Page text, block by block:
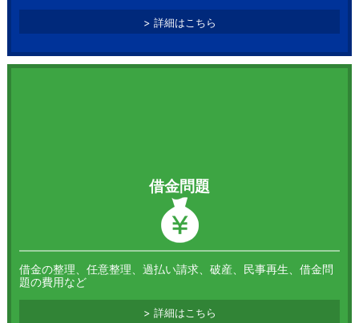
相続手続の全体像を把握しよう！ スケジュールとや
詳細はこちら
借金問題
借金の整理、任意整理、過払い請求、破産、民事再生、借金問
題の費用など
詳細はこちら